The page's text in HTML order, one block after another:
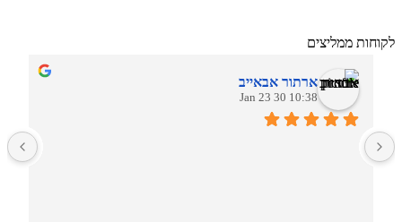
לקוחות ממליצים
ארתור אבאייב
10:38 30 Jan 23